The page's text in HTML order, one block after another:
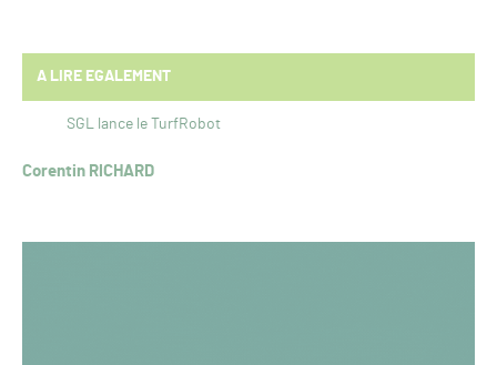
A LIRE EGALEMENT
SGL lance le TurfRobot
Corentin RICHARD